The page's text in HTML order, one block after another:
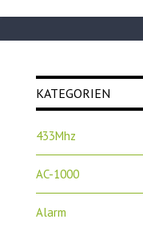
KATEGORIEN
433Mhz
AC-1000
Alarm